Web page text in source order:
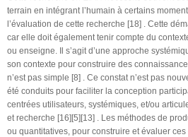
terrain en intégrant l’humain à certains
l’évaluation de cette recherche [18] . Cette
car elle doit également tenir compte du
ou enseigne. Il s’agit d’une approche
son contexte pour construire des
n’est pas simple [8] . Ce constat n’est pas
été conduits pour faciliter la conception
centrées utilisateurs, systémiques, et/ou
et recherche [16][5][13] . Les méthodes de
ou quantitatives, pour construire et évaluer